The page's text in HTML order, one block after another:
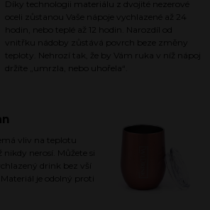
Díky technologii materiálu z dvojité nezerové
oceli zůstanou Vaše nápoje vychlazené až 24
hodin, nebo teplé až 12 hodin. Narozdíl od
vnitřku nádoby zůstává povrch beze změny
teploty. Nehrozí tak, že by Vám ruka v níž nápoj
držíte „umrzla, nebo uhořela“.
vliv na teplotu
nerosí. Můžete si
drink bez vší
je odolný proti